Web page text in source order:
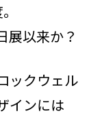
展以来か？
ックウェル
インには